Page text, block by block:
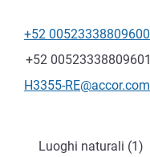
Telefono
+52 00523338809600
Fax
+52 00523338809601
E-mail di contatto
H3355-RE@accor.com
Luoghi naturali (1)